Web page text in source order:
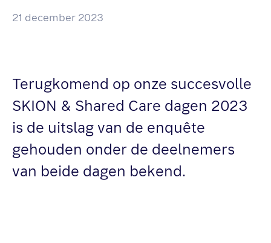
21 december 2023
Terugkomend op onze succesvolle
SKION & Shared Care dagen 2023
is de uitslag van de enquête
gehouden onder de deelnemers
van beide dagen bekend.